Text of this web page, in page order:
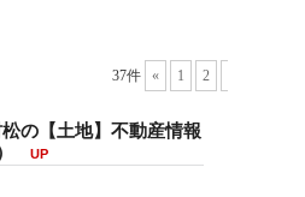
37件 « 1 2
の【土地】不動産情報
UP